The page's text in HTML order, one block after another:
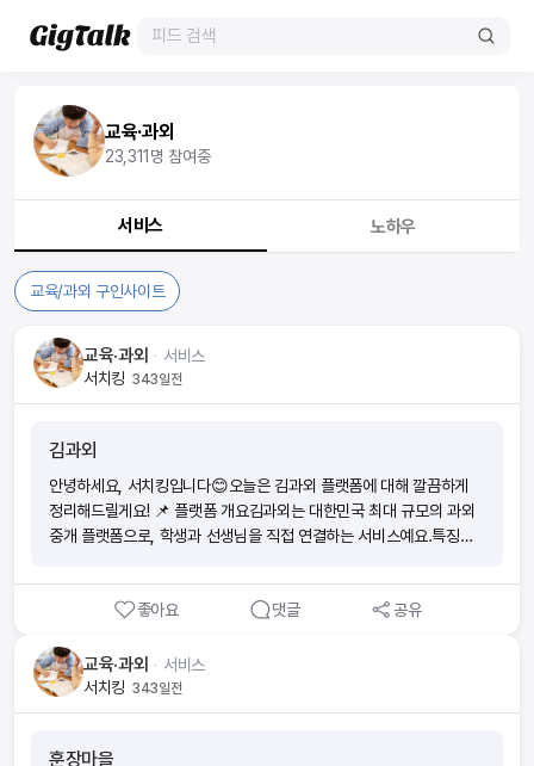
교육·과외
23,311명 참여중
서비스 노하우
교육/과외 구인사이트
교육·과외 ᆞ 서비스
서치킹 343일전
김과외
안녕하세요, 서치킹입니다😊오늘은 김과외 플랫폼에 대해 깔끔하게
정리해드릴게요! 📌 플랫폼 개요김과외는 대한민국 최대 규모의 과외
중개 플랫폼으로, 학생과 선생님을 직접 연결하는 서비스예요.특징은
없다는 점입니다. ⚙️ 핵심 서비스 구조⦁ 온라인 매칭: 학생은 과목·지역
·예산을 입력해 선생님을 찾을 수 있고, 선생님도 역으로 제안 가능 ✨⦁
편의 기능: 실시간 매칭, 후기·소개서 시스템, 안전한 만남 장소 안내,
커뮤니티·자료실 제공 💰 수수료 및 정책⦁ 수수료 구조: 매칭 성사 시,
선생님이 **첫 달 과외비의 25%**만 납부⦁ 추가 수수료 없음: 이후에
정 영구 정지, 민사상 10배 배상, 형사 고소 가능 😮⦁ 수수료 납부 이
좋아요 댓글 공유
교육·과외 ᆞ 서비스
서치킹 343일전
훈장마을